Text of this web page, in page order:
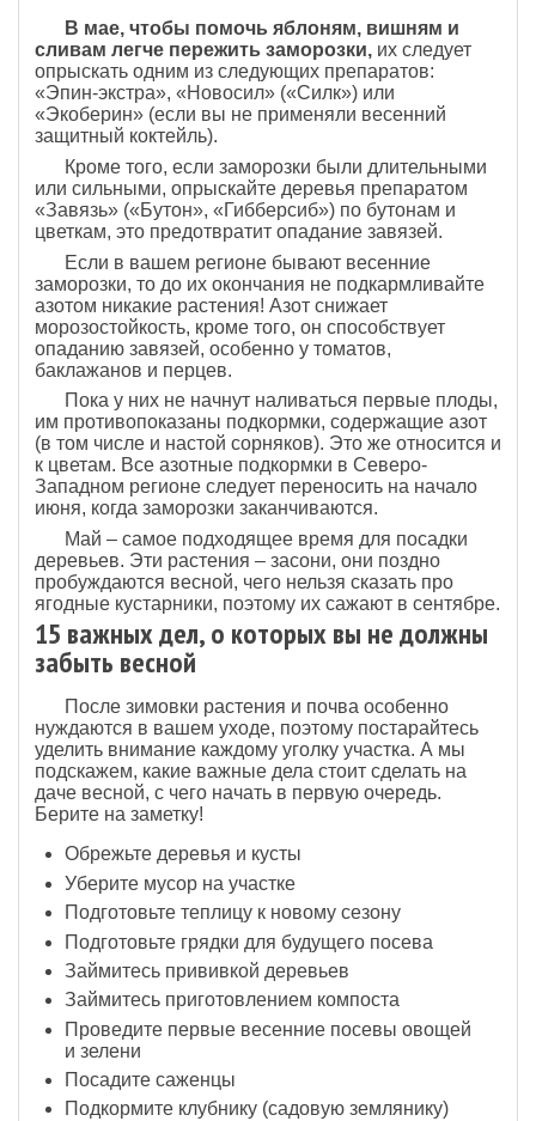
В мае, чтобы помочь яблоням, вишням и
сливам легче пережить заморозки,их следует
опрыскать одним из следующих препаратов:
«Эпин-экстра», «Новосил» («Силк») или
«Экоберин» (если вы не применяли весенний
защитный коктейль).
Кроме того, если заморозки были длительными
или сильными, опрыскайте деревья препаратом
«Завязь» («Бутон», «Гибберсиб») по бутонам и
цветкам, это предотвратит опадание завязей.
Если в вашем регионе бывают весенние
заморозки, то до их окончания не подкармливайте
азотом никакие растения! Азот снижает
морозостойкость, кроме того, он способствует
опаданию завязей, особенно у томатов,
баклажанов и перцев.
Пока у них не начнут наливаться первые плоды,
им противопоказаны подкормки, содержащие азот
(в том числе и настой сорняков). Это же относится и
к цветам. Все азотные подкормки в Северо-
Западном регионе следует переносить на начало
июня, когда заморозки заканчиваются.
Май – самое подходящее время для посадки
деревьев. Эти растения – засони, они поздно
пробуждаются весной, чего нельзя сказать про
ягодные кустарники, поэтому их сажают в сентябре.
15 важных дел, о которых вы не должны
забыть весной
После зимовки растения и почва особенно
нуждаются в вашем уходе, поэтому постарайтесь
уделить внимание каждому уголку участка. А мы
подскажем, какие важные дела стоит сделать на
даче весной, с чего начать в первую очередь.
Берите на заметку!
Обрежьте деревья и кусты
Уберите мусор на участке
Подготовьте теплицу к новому сезону
Подготовьте грядки для будущего посева
Займитесь прививкой деревьев
Займитесь приготовлением компоста
Проведите первые весенние посевы овощей
и зелени
Посадите саженцы
Подкормите клубнику (садовую землянику)